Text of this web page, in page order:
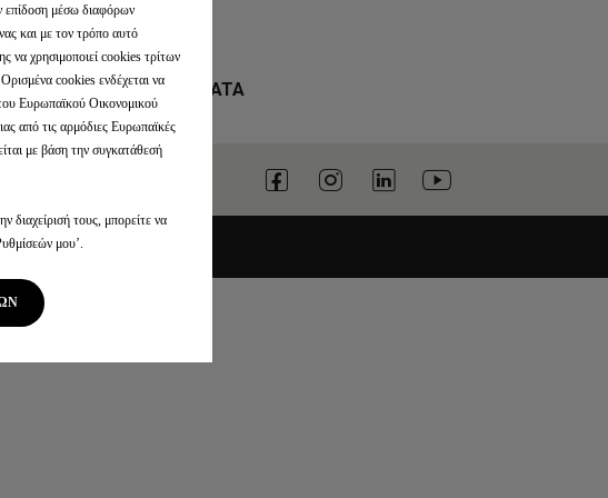
ΑΕΡΟΣΑΚΩΝ TAKATA
επίδοση μέσω διαφόρων
και με τον τρόπο αυτό
να χρησιμοποιεί cookies τρίτων
cookies ενδέχεται να
Ευρωπαϊκού Οικονομικού
από τις αρμόδιες Ευρωπαϊκές
με βάση την συγκατάθεσή
διαχείρισή τους, μπορείτε να
μου’.